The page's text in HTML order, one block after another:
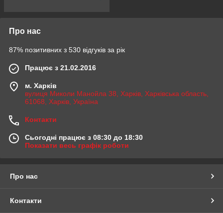
Про нас
87% позитивних з 530 відгуків за рік
Працює з 21.02.2016
м. Харків
вулиця Миколи Манойла 38, Харків, Харківська область,
61068, Харків, Україна
Контакти
Сьогодні працює з 08:30 до 18:30
Показати весь графік роботи
Про нас
Контакти